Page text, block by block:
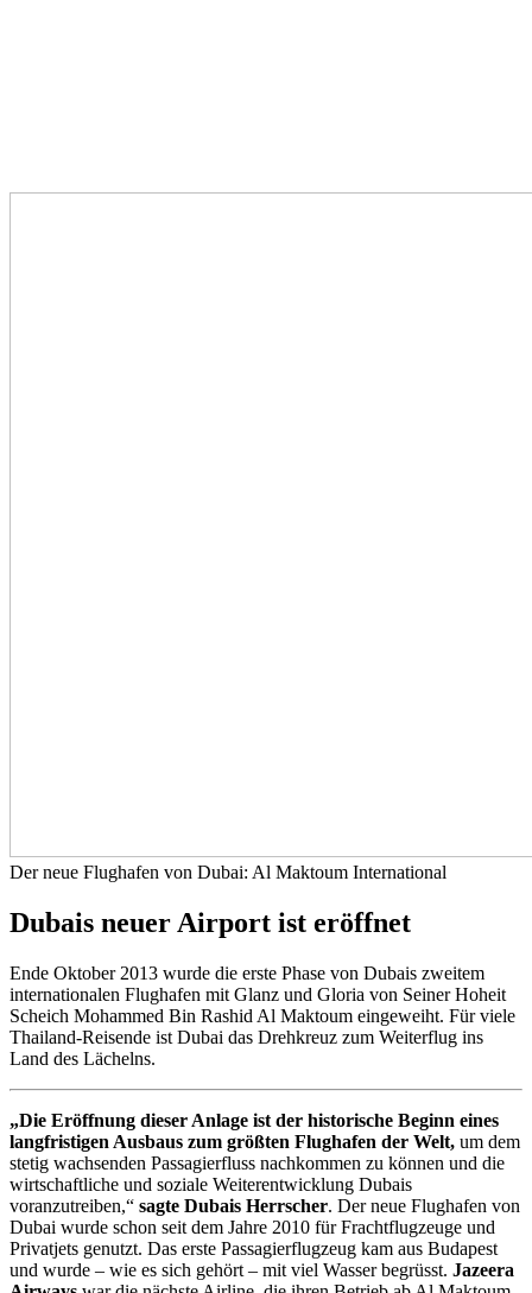
Der neue Flughafen von Dubai: Al Maktoum International
Dubais neuer Airport ist eröffnet
Ende Oktober 2013 wurde die erste Phase von Dubais zweitem
internationalen Flughafen mit Glanz und Gloria von Seiner Hoheit
Scheich Mohammed Bin Rashid Al Maktoum eingeweiht. Für viele
Thailand-Reisende ist Dubai das Drehkreuz zum Weiterflug ins
Land des Lächelns.
„Die Eröffnung dieser Anlage ist der historische Beginn eines
langfristigen Ausbaus zum größten Flughafen der Welt, um dem
stetig wachsenden Passagierfluss nachkommen zu können und die
wirtschaftliche und soziale Weiterentwicklung Dubais
voranzutreiben,“ sagte Dubais Herrscher. Der neue Flughafen von
Dubai wurde schon seit dem Jahre 2010 für Frachtflugzeuge und
Privatjets genutzt. Das erste Passagierflugzeug kam aus Budapest
und wurde – wie es sich gehört – mit viel Wasser begrüsst. Jazeera